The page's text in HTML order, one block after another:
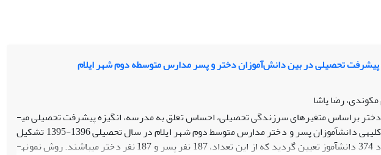
تحصیلی در بین دانش‌آموزان دختر و پسر مدارس متوسطه دوم شهر ایلام
رضا پاشا
براساس متغیرهای سرزندگی تحصیلی، احساس تعلق به مدرسه، انگیزه پیشرفت تحصیلی می­
باشد. روش تحقیق از نوع علی- مقایسه­ای و جامعه آماری را کلیه­ی دانش­آموزان پسر و دختر مدارس متوسط دوم شهر ایلام در سال تحصیلی 1396-1395 تشکیل
می­دهد و حجم نمونه از طریق جدول کرجسی و مورگان، تعداد 374 دانش­آموز تعیین گردید که از این تعداد، 187 نفر پسر و 187 نفر دختر می­باشند. روش نمونه­